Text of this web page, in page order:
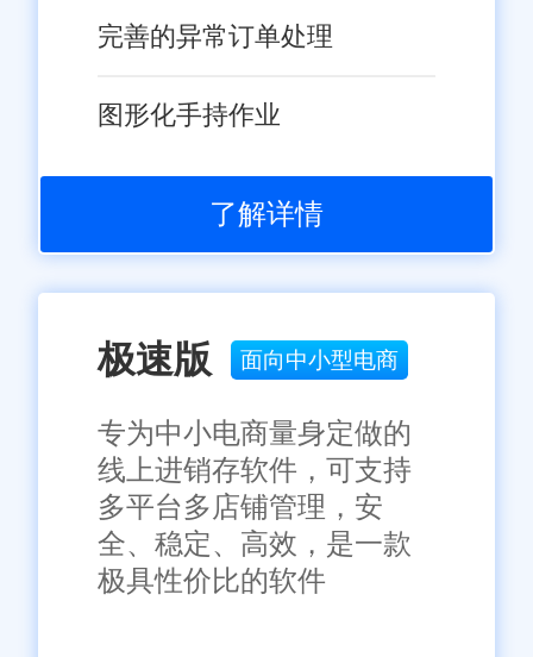
完善的异常订单处理
图形化手持作业
了解详情
极速版 面向中小型电商
专为中小电商量身定做的
线上进销存软件，可支持
多平台多店铺管理，安
全、稳定、高效，是一款
极具性价比的软件